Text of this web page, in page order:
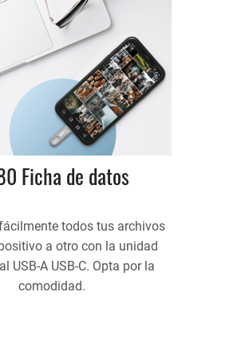
Ficha de datos
todos tus archivos
a otro con la unidad
USB-A USB-C. Opta por la
comodidad.